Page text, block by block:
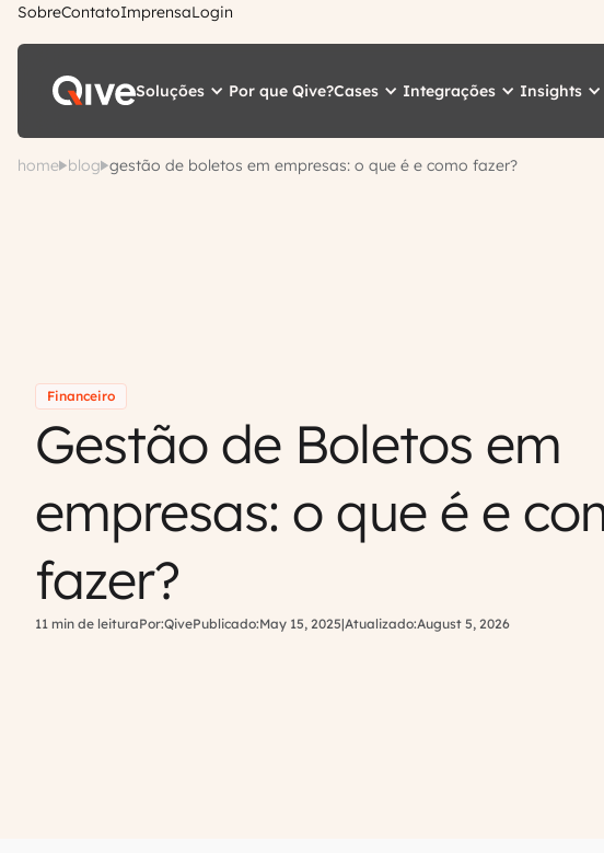
SobreContatoImprensaLogin
Soluções Por que Qive?Cases Integrações Insights
home blog gestão de boletos em empresas: o que é e como fazer?
Financeiro
Gestão de Boletos em
empresas: o que é e
fazer?
11 min de leituraPor:QivePublicado:May 15, 2025|Atualizado:August 5, 2026